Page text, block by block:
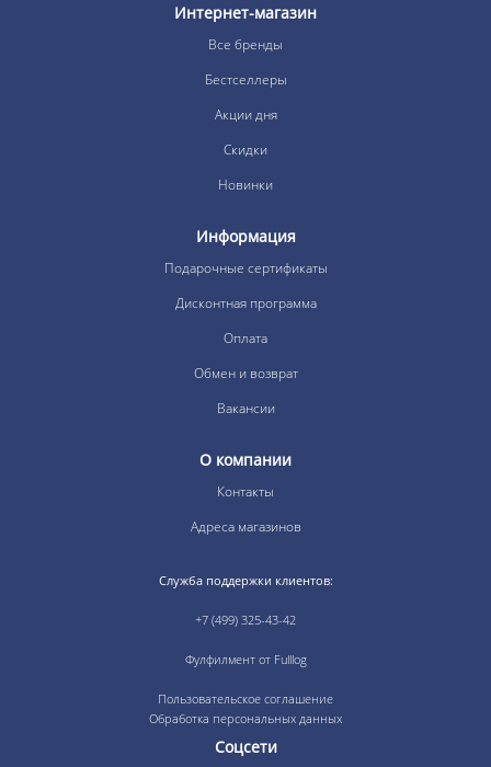
Интернет-магазин
Все бренды
Бестселлеры
Акции дня
Скидки
Новинки
Информация
Подарочные сертификаты
Дисконтная программа
Оплата
Обмен и возврат
Вакансии
О компании
Контакты
Адреса магазинов
Служба поддержки клиентов:
+7 (499) 325-43-42
Фулфилмент от Fulllog
Пользовательское соглашение
Обработка персональных данных
Соцсети